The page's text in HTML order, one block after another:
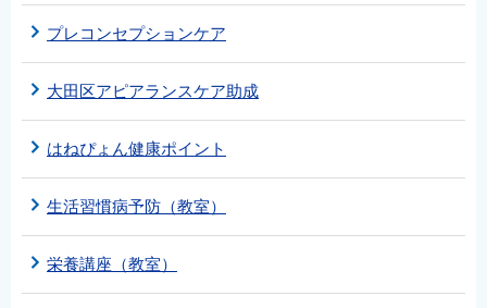
プレコンセプションケア
大田区アピアランスケア助成
はねぴょん健康ポイント
生活習慣病予防（教室）
栄養講座（教室）
नेपाली